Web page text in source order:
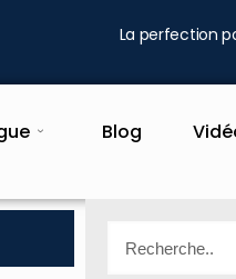
La perfection
Blog